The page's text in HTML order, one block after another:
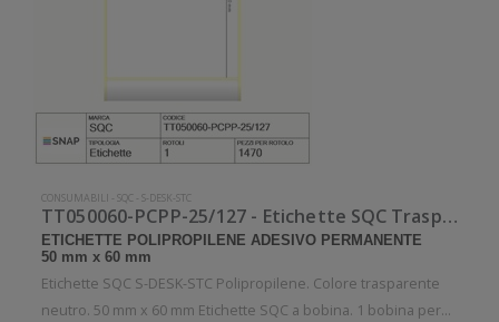
CONSUMABILI -SQC -S-DESK-STC
TT050060-PCPP-25/127 - Etichette SQC Trasparente neutro S-DESK-STC
ETICHETTE POLIPROPILENE ADESIVO PERMANENTE
50 mm x 60 mm
Etichette SQC S-DESK-STC Polipropilene. Colore trasparente
neutro. 50 mm x 60 mm Etichette SQC a bobina. 1 bobina per